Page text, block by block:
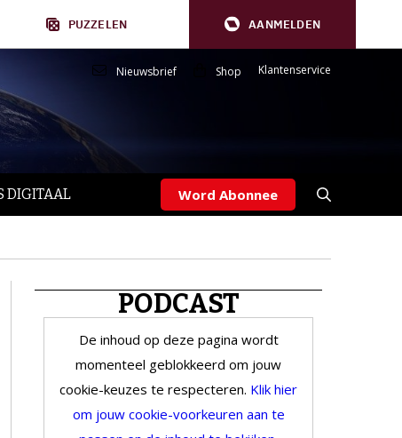
PUZZELEN AANMELDEN
Nieuwsbrief Shop Klantenservice
DIGITAAL Word Abonnee
PODCAST
De inhoud op deze pagina wordt
momenteel geblokkeerd om jouw
cookie-keuzes te respecteren. Klik hier
om jouw cookie-voorkeuren aan te